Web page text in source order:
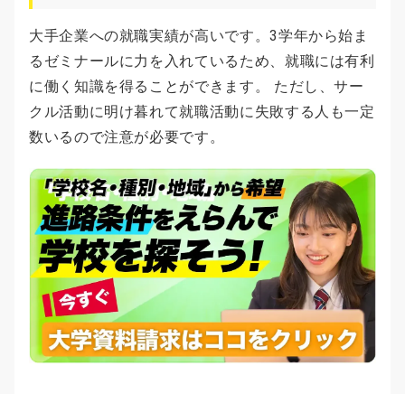
大手企業への就職実績が高いです。3学年から始ま
るゼミナールに力を入れているため、就職には有利
に働く知識を得ることができます。 ただし、サー
クル活動に明け暮れて就職活動に失敗する人も一定
数いるので注意が必要です。